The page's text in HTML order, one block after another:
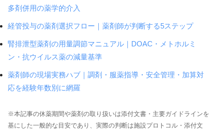
多剤併用の薬学的介入
経管投与の薬剤選択フロー｜薬剤師が判断する5ステップ
腎排泄型薬剤の用量調節マニュアル｜DOAC・メトホルミ
ン・抗ウイルス薬の減量基準
薬剤師の現場実務ハブ｜調剤・服薬指導・安全管理・加算対
応を経験年数別に網羅
※本記事の休薬期間や薬剤の取り扱いは添付文書・主要ガイドラインを
基にした一般的な目安であり、実際の判断は施設プロトコル・添付文